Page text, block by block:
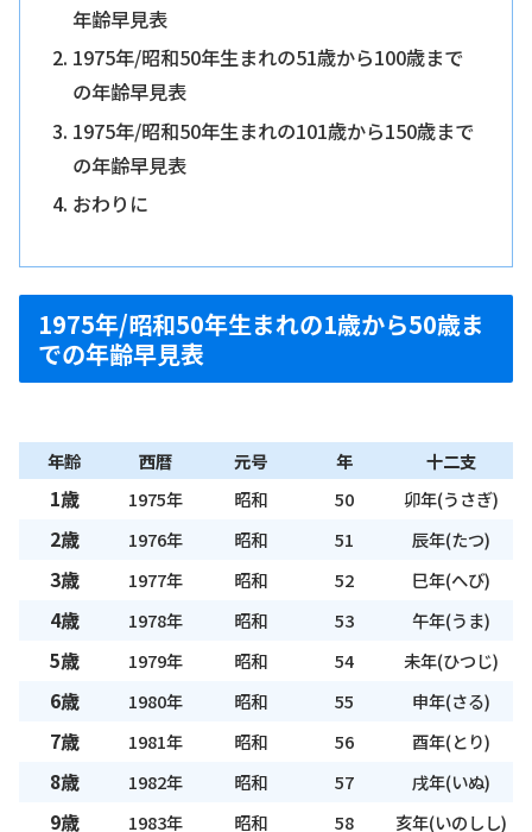
年齢早見表
1975年/昭和50年生まれの51歳から100歳まで
の年齢早見表
1975年/昭和50年生まれの101歳から150歳まで
の年齢早見表
おわりに
1975年/昭和50年生まれの1歳から50歳ま
での年齢早見表
年齢 西暦 元号 年 十二支
1歳 1975年 昭和 50 卯年(うさぎ)
2歳 1976年 昭和 51 辰年(たつ)
3歳 1977年 昭和 52 巳年(へび)
4歳 1978年 昭和 53 午年(うま)
5歳 1979年 昭和 54 未年(ひつじ)
6歳 1980年 昭和 55 申年(さる)
7歳 1981年 昭和 56 酉年(とり)
8歳 1982年 昭和 57 戌年(いぬ)
9歳 1983年 昭和 58 亥年(いのしし)